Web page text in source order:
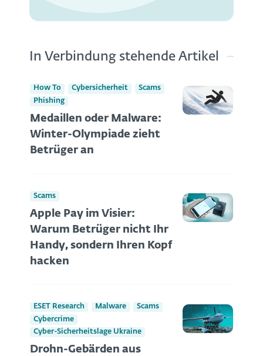
In Verbindung stehende Artikel
How To Cybersicherheit
Scams
Phishing
Medaillen oder Malware:
Winter-Olympiade zieht
Betrüger an
Scams
Apple Pay im Visier:
Warum Betrüger nicht Ihr
Handy, sondern Ihren Kopf
hacken
ESET Research Malware
Scams
Cybercrime
Cyber-Sicherheitslage Ukraine
Drohn-Gebärden aus